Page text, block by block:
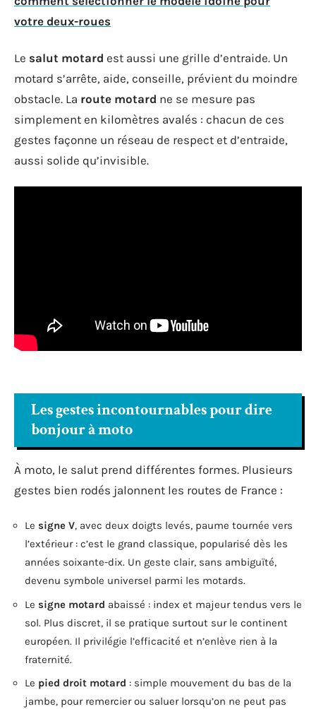
votre deux-roues
Le salut motard est aussi une grille d’entraide. Un
motard s’arrête, aide, conseille, prévient du moindre
obstacle. La route motard ne se mesure pas
simplement en kilomètres avalés : chacun de ces
gestes façonne un réseau de respect et d’entraide,
aussi solide qu’invisible.
Les gestes incontournables pour dire
bonjour à moto
À moto, le salut prend différentes formes. Plusieurs
gestes bien rodés jalonnent les routes de France :
Le signe V, avec deux doigts levés, paume tournée vers
l’extérieur : c’est le grand classique, popularisé dès les
années soixante-dix. Un geste clair, sans ambiguïté,
devenu symbole universel parmi les motards.
Le signe motard abaissé : index et majeur tendus vers le
sol. Plus discret, il se pratique surtout sur le continent
européen. Il privilégie l’efficacité et n’enlève rien à la
fraternité.
Le pied droit motard : simple mouvement du bas de la
jambe, pour remercier ou saluer lorsqu’on ne peut pas